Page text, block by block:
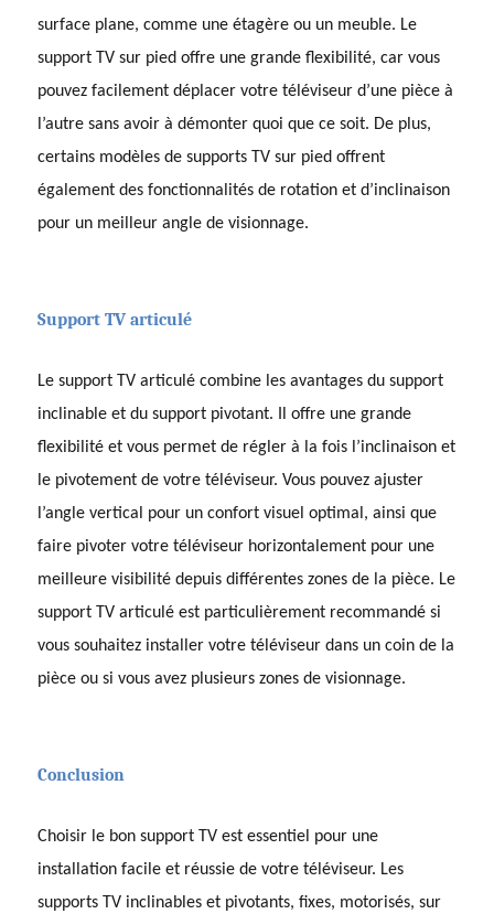
surface plane, comme une étagère ou un meuble. Le
support TV sur pied offre une grande flexibilité, car vous
pouvez facilement déplacer votre téléviseur d’une pièce à
l’autre sans avoir à démonter quoi que ce soit. De plus,
certains modèles de supports TV sur pied offrent
également des fonctionnalités de rotation et d’inclinaison
pour un meilleur angle de visionnage.
Support TV articulé
Le support TV articulé combine les avantages du support
inclinable et du support pivotant. Il offre une grande
flexibilité et vous permet de régler à la fois l’inclinaison et
le pivotement de votre téléviseur. Vous pouvez ajuster
l’angle vertical pour un confort visuel optimal, ainsi que
faire pivoter votre téléviseur horizontalement pour une
meilleure visibilité depuis différentes zones de la pièce. Le
support TV articulé est particulièrement recommandé si
vous souhaitez installer votre téléviseur dans un coin de la
pièce ou si vous avez plusieurs zones de visionnage.
Conclusion
Choisir le bon support TV est essentiel pour une
installation facile et réussie de votre téléviseur. Les
supports TV inclinables et pivotants, fixes, motorisés, sur